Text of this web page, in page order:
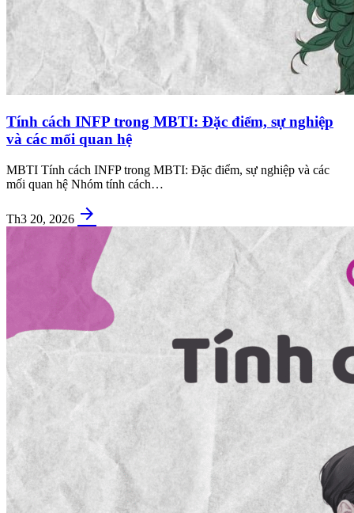
Tính cách INFP trong MBTI: Đặc điểm, sự nghiệp
và các mối quan hệ
MBTI Tính cách INFP trong MBTI: Đặc điểm, sự nghiệp và các
mối quan hệ Nhóm tính cách…
Th3 20, 2026 arrow_forward